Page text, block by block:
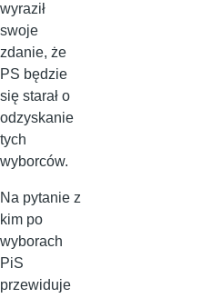
wyraził
swoje
zdanie, że
PS będzie
się starał o
odzyskanie
tych
wyborców.
Na pytanie z
kim po
wyborach
PiS
przewiduje